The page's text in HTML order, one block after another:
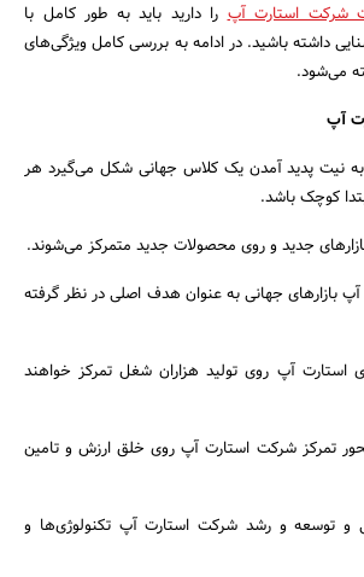
شرکت استارت آپرا دارید باید به طور کامل با
داشته باشید. در ادامه به بررسی کامل ویژگی‌های
می‌شود.
آپ
نیت پدید آمدن یک کلاس جهانی شکل می‌گیرد هر
کوچک باشد.
جدید و روی محصولات جدید متمرکز می‌شوند.
بازارهای جهانی به عنوان هدف اصلی در نظر گرفته
استارت آپ روی تولید هزاران شغل تمرکز خواهند
تمرکز شرکت استارت آپ روی خلق ارزش و تامین
و توسعه و رشد شرکت استارت آپ تکنولوژی‌ها و